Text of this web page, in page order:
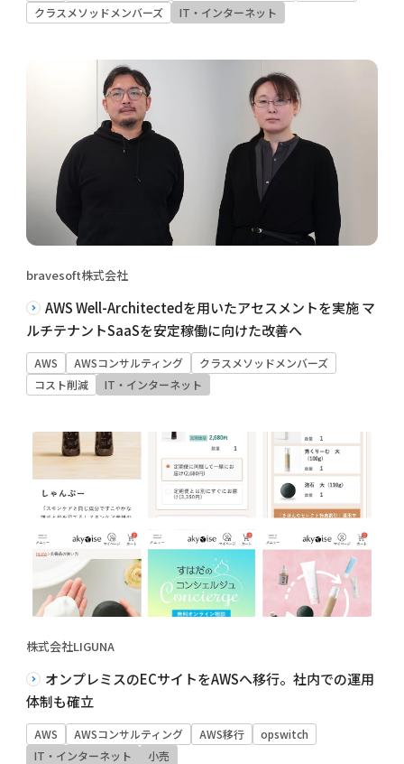
クラスメソッドメンバーズ
IT・インターネット
bravesoft株式会社
AWS Well-Architectedを用いたアセスメントを実施 マ
ルチテナントSaaSを安定稼働に向けた改善へ
AWS AWSコンサルティング
クラスメソッドメンバーズ
コスト削減
IT・インターネット
株式会社LIGUNA
オンプレミスのECサイトをAWSへ移行。社内での運用
体制も確立
AWS AWSコンサルティング AWS移行
opswitch
IT・インターネット
小売